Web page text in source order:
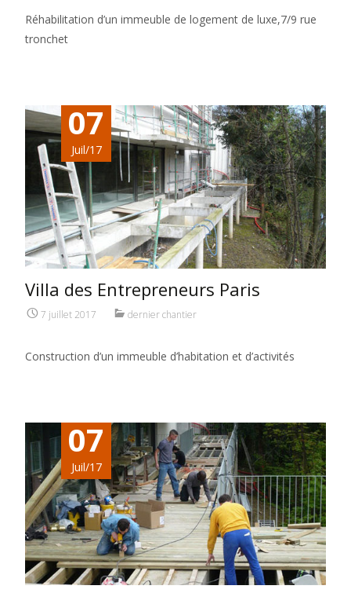
Réhabilitation d’un immeuble de logement de luxe,7/9 rue
tronchet
07
Juil/17
Villa des Entrepreneurs Paris
7 juillet 2017 dernier chantier
Construction d’un immeuble d’habitation et d’activités
07
Juil/17